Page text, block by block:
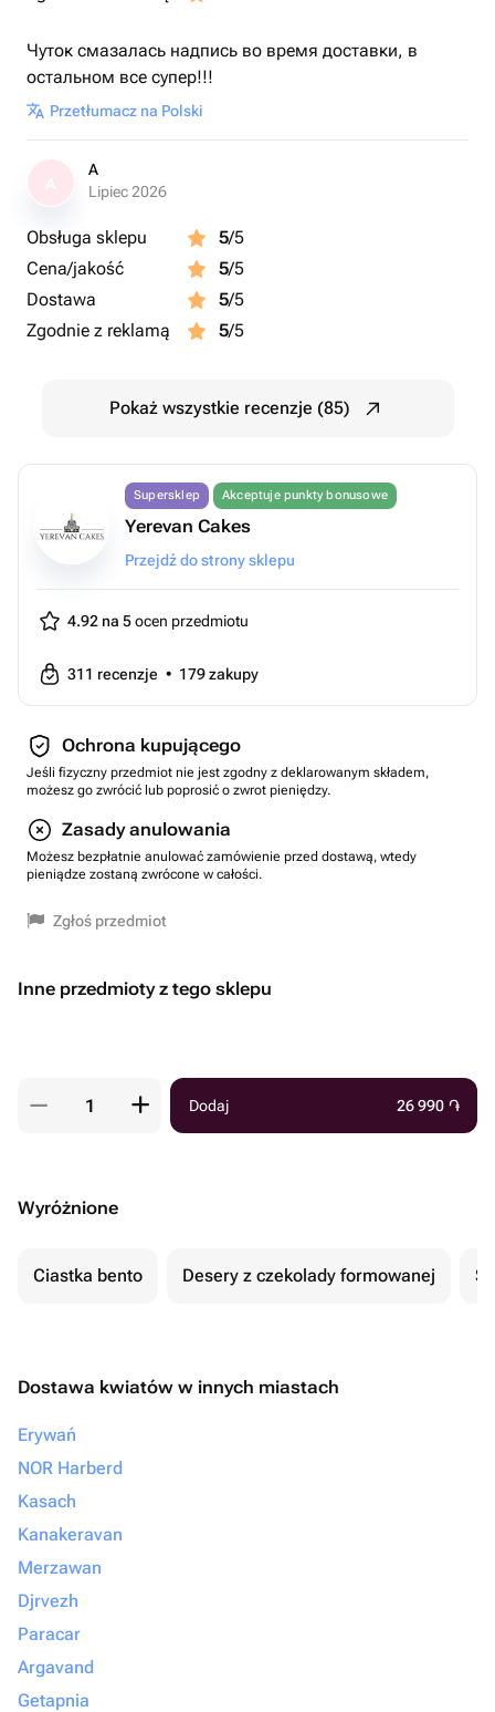
Чуток смазалась надпись во время доставки, в
остальном все супер!!!
Przetłumacz na Polski
A
Lipiec 2026
Obsługa sklepu 5/5
Cena/jakość
5/5
Dostawa
5/5
Zgodnie z reklamą
5/5
Pokaż wszystkie recenzje (85)
Supersklep Akceptuje punkty bonusowe
Yerevan Cakes
Przejdź do strony sklepu
4.92 na 5ocen przedmiotu
311 recenzje • 179zakupy
Ochrona kupującego
Jeśli fizyczny przedmiot nie jest zgodny z deklarowanym składem,
możesz go zwrócić lub poprosić o zwrot pieniędzy.
Zasady anulowania
Możesz bezpłatnie anulować zamówienie przed dostawą, wtedy
pieniądze zostaną zwrócone w całości.
Zgłoś przedmiot
Inne przedmioty z tego sklepu
Dodaj 26 990 ֏
Wyróżnione
Ciastka bento Desery z czekolady formowanej
Dostawa kwiatów w innych miastach
Erywań
NOR Harberd
Kasach
Kanakeravan
Merzawan
Djrvezh
Paracar
Argavand
Getapnia